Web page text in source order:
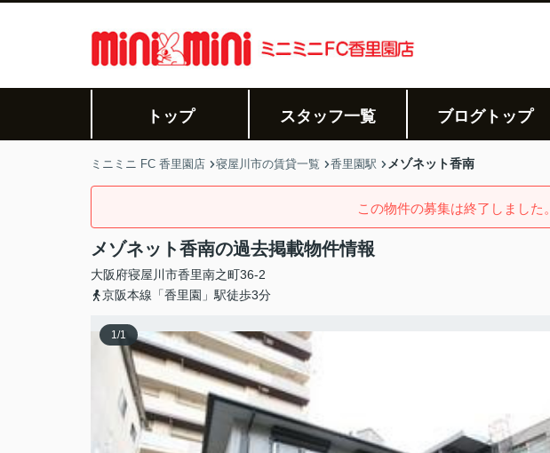
トップ スタッフ一覧 ブログトップ
ミニミニ FC 香里園店 寝屋川市の賃貸一覧 香里園駅 メゾネット香南
この物件の募集は終了しました。
メゾネット香南の過去掲載物件情報
大阪府寝屋川市香里南之町36-2
京阪本線「香里園」駅徒歩3分
1/1